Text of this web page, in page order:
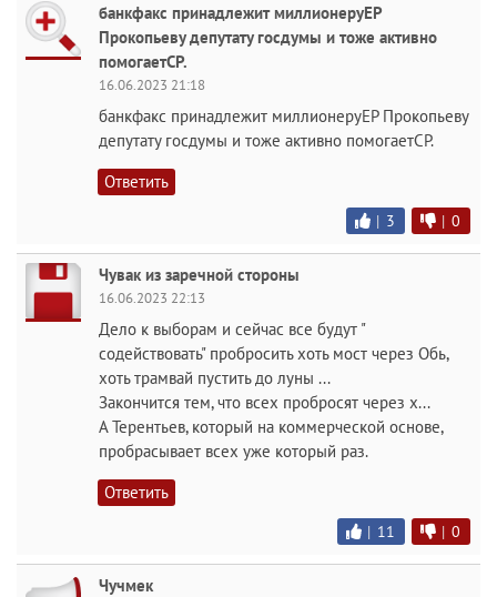
банкфакс принадлежит миллионеруЕР
Прокопьеву депутату госдумы и тоже активно
помогаетСР.
16.06.2023 21:18
банкфакс принадлежит миллионеруЕР Прокопьеву
депутату госдумы и тоже активно помогаетСР.
Ответить
| 3 | 0
Чувак из заречной стороны
16.06.2023 22:13
Дело к выборам и сейчас все будут "
содействовать" пробросить хоть мост через Обь,
хоть трамвай пустить до луны ...
Закончится тем, что всех пробросят через х...
А Терентьев, который на коммерческой основе,
пробрасывает всех уже который раз.
Ответить
| 11 | 0
Чучмек